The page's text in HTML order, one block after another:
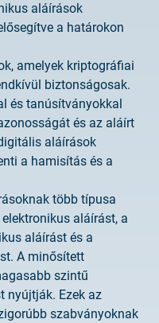
aláírások
a határokon
amelyek kriptográfiai
biztonságosak.
és tanúsítványokkal
és az aláírt
aláírások
a hamisítás és a
több típusa
elektronikus aláírást, a
aláírást és a
A minősített
szintű
nyújtják. Ezek az
szabványoknak